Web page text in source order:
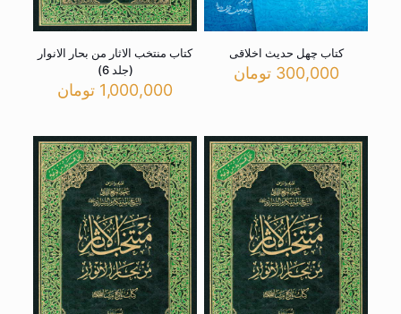
کتاب چهل حدیث اخلاقی
300,000 تومان
کتاب منتخب الاثار من بحار الانوار
(جلد 6)
1,000,000 تومان